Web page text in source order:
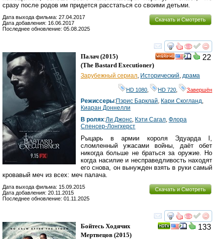
сразу после родов им придется расстаться со своими детьми.
Скачать и Смотреть
Дата выхода фильма: 27.04.2017
Дата добавления: 16.06.2017
Последнее обновление: 05.08.2025
смотреть
22
Палач (2015)
(The Bastard Executioner)
Зарубежный сериал, Исторический, драма
HD 1080 HD 720 Завершён
Режиссеры:Пэрис Барклай, Кари Скогланд,
Киаран Доннелли
В ролях:Ли Джонс, Кэти Сагал, Флора
Спенсер-Лонгхерст
Рыцарь в армии короля Эдуарда I,
сломленный ужасами войны, даёт обет
никогда больше не браться за оружие. Но
когда насилие и несправедливость находят
его снова, он вынужден взять в руки самый
кровавый меч из всех: меч палача.
Скачать и Смотреть
Дата выхода фильма: 15.09.2015
Дата добавления: 20.11.2015
Последнее обновление: 01.11.2025
смотреть
133
Бойтесь Ходячих
Мертвецов (2015)